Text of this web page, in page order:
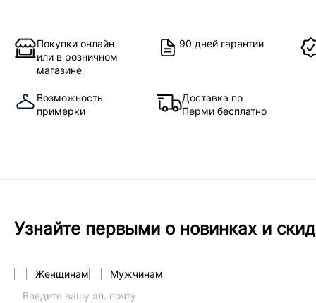
Покупки онлайн
или в розничном
магазине
90 дней гарантии
Возможность
примерки
Доставка по
Перми бесплатно
Узнайте первыми о новинках и
Женщинам Мужчинам